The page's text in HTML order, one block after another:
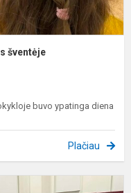
šventėje
buvo ypatinga diena
Plačiau